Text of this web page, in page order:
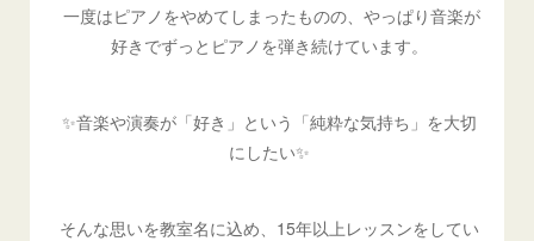
一度はピアノをやめてしまったものの、やっぱり音楽が
好きでずっとピアノを弾き続けています。
✨音楽や演奏が「好き」という「純粋な気持ち」を大切
にしたい✨
そんな思いを教室名に込め、15年以上レッスンをしてい